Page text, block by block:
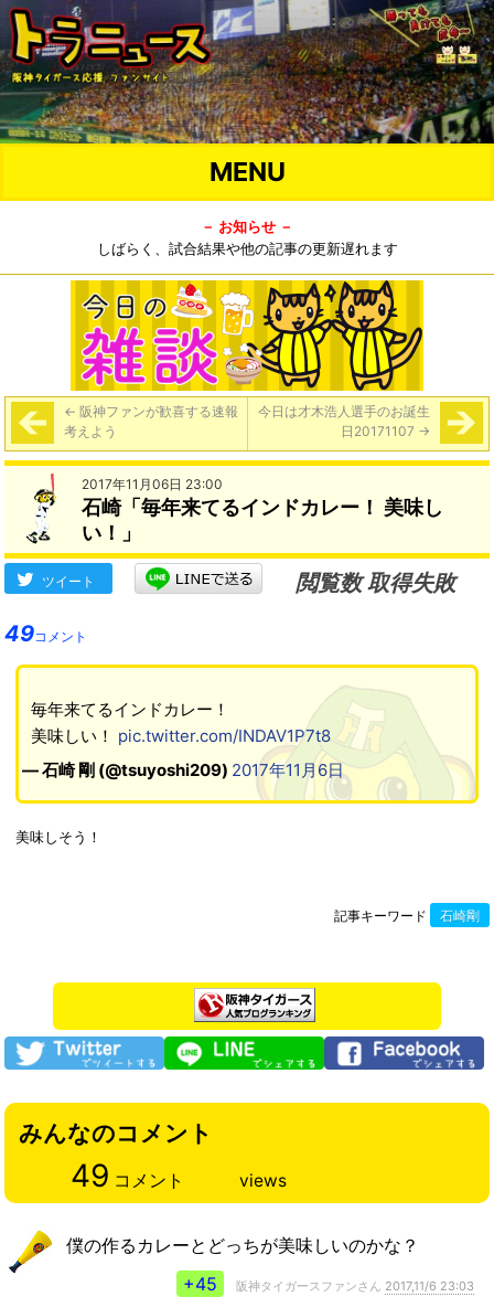
MENU
－ お知らせ －
しばらく、試合結果や他の記事の更新遅れます
← 阪神ファンが歓喜する速報
考えよう
今日は才木浩人選手のお誕生
日20171107 →
2017年11月06日 23:00
石崎「毎年来てるインドカレー！ 美味し
い！」
ツイート
閲覧数 取得失敗
49コメント
毎年来てるインドカレー！
美味しい！ pic.twitter.com/INDAV1P7t8
— 石崎 剛 (@tsuyoshi209) 2017年11月6日
美味しそう！
記事キーワード 石崎剛
みんなのコメント
49 コメント views
僕の作るカレーとどっちが美味しいのかな？
+45
阪神タイガースファンさん 2017,11/6 23:03